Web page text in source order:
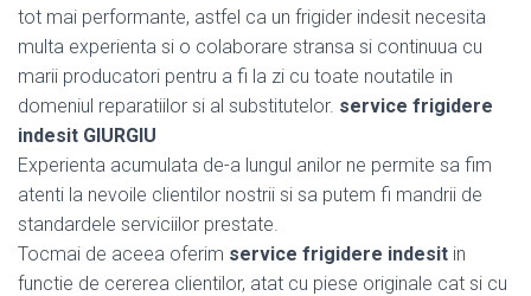
tot mai performante, astfel ca un frigider indesit necesita
multa experienta si o colaborare stransa si continuua cu
marii producatori pentru a fi la zi cu toate noutatile in
domeniul reparatiilor si al substitutelor. service frigidere
indesit GIURGIU
Experienta acumulata de-a lungul anilor ne permite sa fim
atenti la nevoile clientilor nostrii si sa putem fi mandrii de
standardele serviciilor prestate.
Tocmai de aceea oferim service frigidere indesit in
functie de cererea clientilor, atat cu piese originale cat si cu